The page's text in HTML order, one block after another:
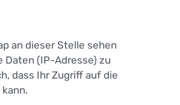
an dieser Stelle sehen
(IP-Adresse) zu
dass Ihr Zugriff auf die